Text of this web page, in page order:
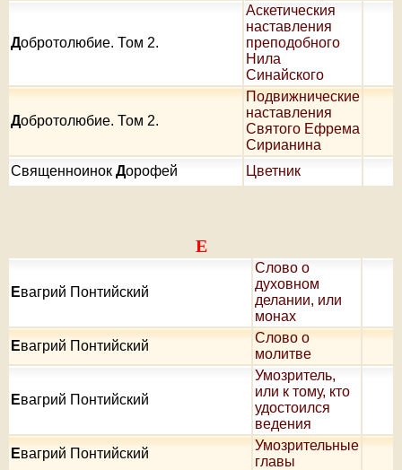
Добротолюбие. Том 2.
Аскетическия
наставления
преподобного
Нила
Синайского
Добротолюбие. Том 2.
Подвижнические
наставления
Святого Ефрема
Сирианина
Священноинок Дорофей Цветник
Е
Евагрий Понтийский
Слово о
духовном
делании, или
монах
Евагрий Понтийский
Слово о
молитве
Евагрий Понтийский
Умозритель,
или к тому, кто
удостоился
ведения
Евагрий Понтийский
Умозрительные
главы